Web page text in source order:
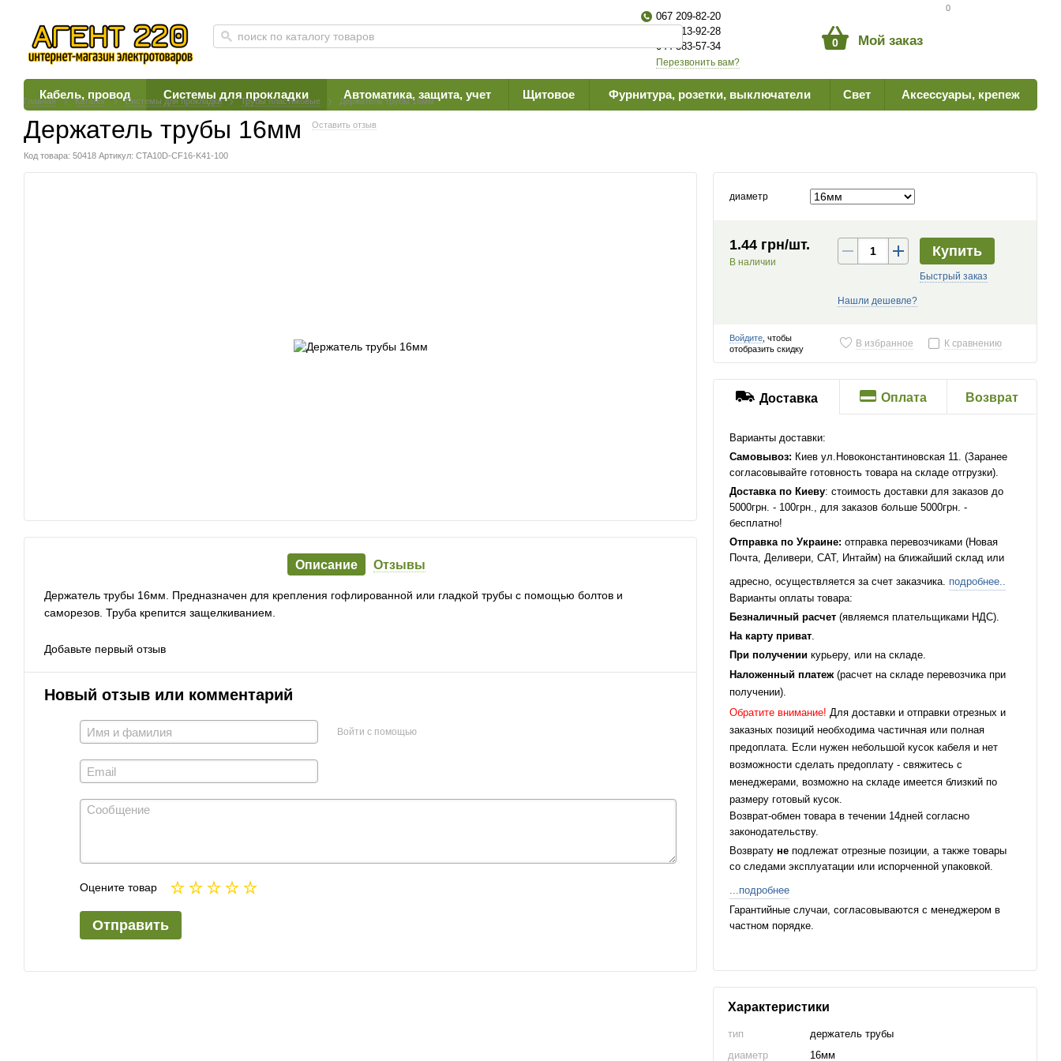
0
067 209-82-20
063 613-92-28
044 383-57-34
Перезвонить вам?
0 Мой заказ
Кабель, провод Системы для прокладки Автоматика, защита, учет Щитовое Фурнитура, розетки, выключатели Свет Аксессуары, крепеж
Главная Каталог Системы для прокладки Трубы пластиковые Держатель трубы 16мм
Держатель трубы 16мм Оставить отзыв
Код товара: 50418 Артикул: CTA10D-CF16-K41-100
Описание Отзывы
Держатель трубы 16мм. Предназначен для крепления гофлированной или гладкой трубы с помощью болтов и
саморезов. Труба крепится защелкиванием.
Добавьте первый отзыв
Новый отзыв или комментарий
Войти с помощью
Оцените товар
Отправить
диаметр
1.44 грн/шт.
В наличии
Купить
Быстрый заказ
Нашли дешевле?
Войдите , чтобы
отобразить скидку
В избранное К сравнению
Доставка Оплата Возврат
Варианты доставки:
Самовывоз: Киев ул.Новоконстантиновская 11. (Заранее
согласовывайте готовность товара на складе отгрузки).
Доставка по Киеву: стоимость доставки для заказов до
5000грн. - 100грн., для заказов больше 5000грн. -
бесплатно!
Отправка по Украине: отправка перевозчиками (Новая
Почта, Деливери, САТ, Интайм) на ближайший склад или
адресно, осуществляется за счет заказчика. подробнее..
Варианты оплаты товара:
Безналичный расчет (являемся плательщиками НДС).
На карту приват.
При получении курьеру, или на складе.
Наложенный платеж(расчет на складе перевозчика при
получении).
Обратите внимание! Для доставки и отправки отрезных и
заказных позиций необходима частичная или полная
предоплата. Если нужен небольшой кусок кабеля и нет
возможности сделать предоплату - свяжитесь с
менеджерами, возможно на складе имеется близкий по
размеру готовый кусок.
Возврат-обмен товара в течении 14дней согласно
законодательству.
Возвратуне подлежат отрезные позиции, а также товары
со следами эксплуатации или испорченной упаковкой.
...подробнее
Гарантийные случаи, согласовываются с менеджером в
частном порядке.
Характеристики
тип
держатель трубы
диаметр
16мм